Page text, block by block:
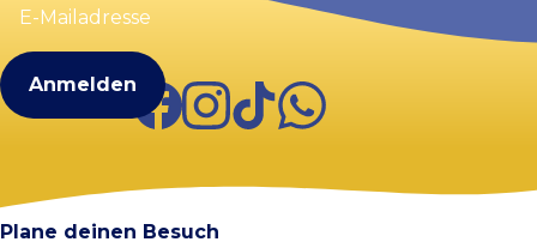
Mailadresse
FacebookInstagram
TikTokWhatsApp
Plane deinen Besuch